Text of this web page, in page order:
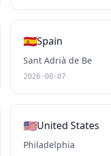
🇪🇸Spain
Sant Adrià de Be
2026-08-07
🇺🇸United States
Philadelphia